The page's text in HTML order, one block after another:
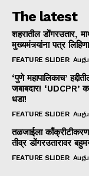
The latest
शहरातील डोंगरउतार,
मुख्यमंत्र्यांना पत्र
FEATURE SLIDER
‘पुणे महापालिकाच’
जबाबदार! ‘UDCPR’
धडा!
FEATURE SLIDER
तळजाईला
तीव्र डोंगरउतारावर
FEATURE SLIDER